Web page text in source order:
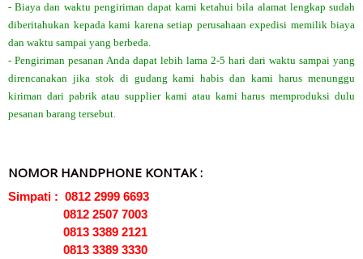
- Biaya dan waktu pengiriman dapat kami ketahui bila alamat lengkap sudah
diberitahukan kepada kami karena setiap perusahaan expedisi memilik biaya
dan waktu sampai yang berbeda.
- Pengiriman pesanan Anda dapat lebih lama 2-5 hari dari waktu sampai yang
direncanakan jika stok di gudang kami habis dan kami harus menunggu
kiriman dari pabrik atau supplier kami atau kami harus memproduksi dulu
pesanan barang tersebut.
NOMOR HANDPHONE KONTAK :
Simpati : 0812 2999 6693
0812 2507 7003
0813 3389 2121
0813 3389 3330